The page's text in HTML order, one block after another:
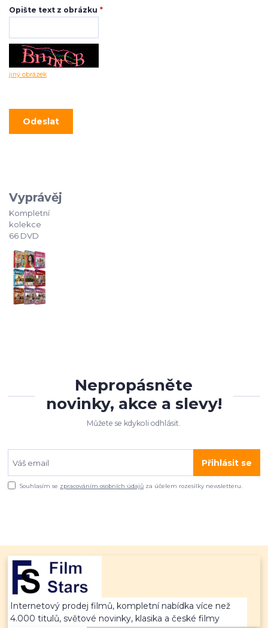
Vyprávěj
Kompletní
kolekce
66 DVD
Opište text z obrázku *
jiný obrázek
Nepropásněte
novinky, akce a slevy!
Můžete se kdykoli odhlásit.
Přihlásit se
Souhlasím se zpracováním osobních údajů za účelem rozesílky newsletteru.
Internetový prodej filmů, kompletní nabídka více než
4.000 titulů, světové novinky, klasika a české filmy